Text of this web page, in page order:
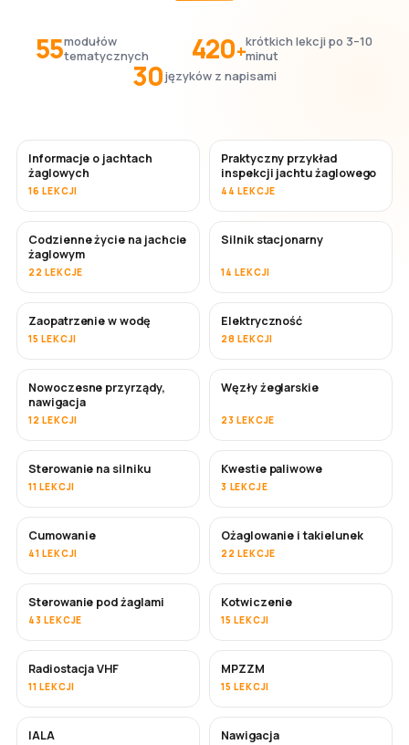
55modułów
tematycznych
420+krótkich lekcji po 3–10
minut
30języków z napisami
Informacje o jachtach
żaglowych
16 LEKCJI
Praktyczny przykład
inspekcji jachtu żaglowego
44 LEKCJE
Codzienne życie na jachcie
żaglowym
22 LEKCJE
Silnik stacjonarny
14 LEKCJI
Zaopatrzenie w wodę
15 LEKCJI
Elektryczność
28 LEKCJI
Nowoczesne przyrządy,
nawigacja
12 LEKCJI
Węzły żeglarskie
23 LEKCJE
Sterowanie na silniku
11 LEKCJI
Kwestie paliwowe
3 LEKCJE
Cumowanie
41 LEKCJI
Ożaglowanie i takielunek
22 LEKCJE
Sterowanie pod żaglami
43 LEKCJE
Kotwiczenie
15 LEKCJI
Radiostacja VHF
11 LEKCJI
MPZZM
15 LEKCJI
IALA Nawigacja